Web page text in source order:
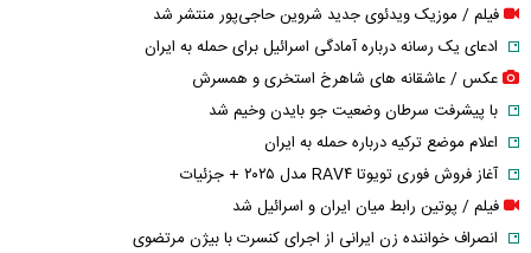
فیلم / موزیک ویدئوی جدید شروین حاجی‌پور منتشر شد
ادعای یک رسانه درباره آمادگی اسرائیل برای حمله به ایران
عکس / عاشقانه های شاهرخ استخری و همسرش
با پیشرفت سرطان وضعیت جو بایدن وخیم شد
اعلام موضع ترکیه درباره حمله به ایران
آغاز فروش فوری تویوتا RAV۴ مدل ۲۰۲۵ + جزئیات
فیلم / پوتین رابط میان ایران و اسرائیل شد
انصراف خواننده زن ایرانی از اجرای کنسرت با بیژن مرتضوی